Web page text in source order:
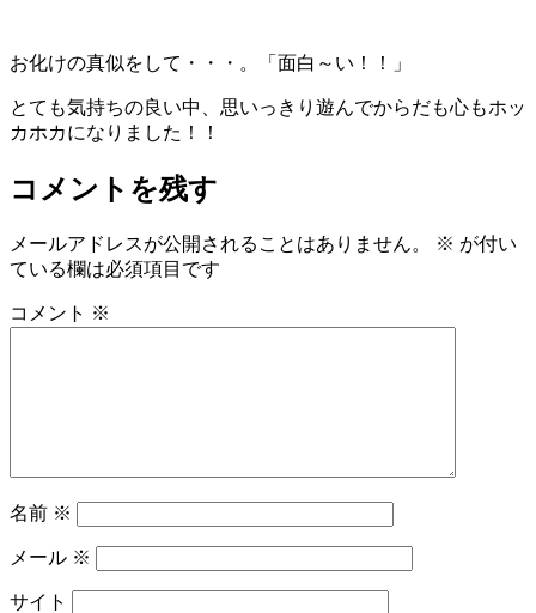
お化けの真似をして・・・。「面白～い！！」
とても気持ちの良い中、思いっきり遊んでからだも心もホッ
カホカになりました！！
コメントを残す
メールアドレスが公開されることはありません。 ※ が付い
ている欄は必須項目です
コメント ※
名前 ※
メール ※
サイト